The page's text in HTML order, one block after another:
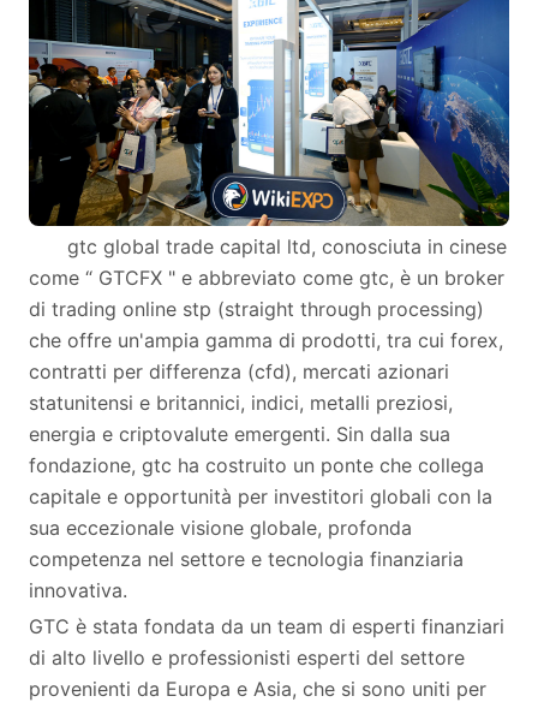
gtc global trade capital ltd, conosciuta in cinese
come “ GTCFX " e abbreviato come gtc, è un broker
di trading online stp (straight through processing)
che offre un'ampia gamma di prodotti, tra cui forex,
contratti per differenza (cfd), mercati azionari
statunitensi e britannici, indici, metalli preziosi,
energia e criptovalute emergenti. Sin dalla sua
fondazione, gtc ha costruito un ponte che collega
capitale e opportunità per investitori globali con la
sua eccezionale visione globale, profonda
competenza nel settore e tecnologia finanziaria
innovativa.
GTC è stata fondata da un team di esperti finanziari
di alto livello e professionisti esperti del settore
provenienti da Europa e Asia, che si sono uniti per